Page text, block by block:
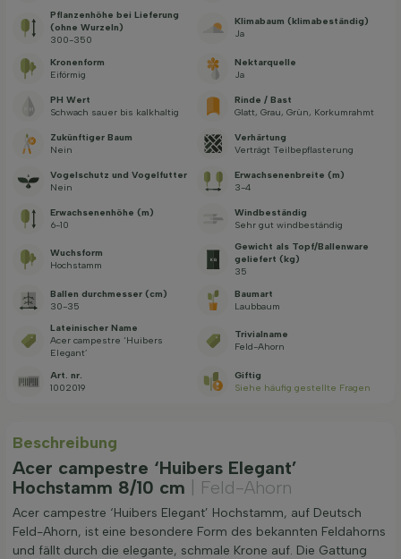
Pflanzenhöhe bei Lieferung
(ohne Wurzeln)
300-350
Klimabaum (klimabeständig)
Ja
Kronenform
Eiförmig
Nektarquelle
Ja
PH Wert
Schwach sauer bis kalkhaltig
Rinde / Bast
Glatt, Grau, Grün, Korkumrahmt
Zukünftiger Baum
Nein
Verhärtung
Verträgt Teilbepflasterung
Vogelschutz und Vogelfutter
Nein
Erwachsenenbreite (m)
3-4
Erwachsenenhöhe (m)
6-10
Windbeständig
Sehr gut windbeständig
Wuchsform
Hochstamm
Gewicht als Topf/Ballenware
geliefert (kg)
35
Ballen durchmesser (cm)
30-35
Baumart
Laubbaum
Lateinischer Name
Acer campestre ‘Huibers
Elegant’
Trivialname
Feld-Ahorn
Art. nr.
1002019
Giftig
Siehe häufig gestellte Fragen
Beschreibung
Acer campestre ‘Huibers Elegant’
Hochstamm 8/10 cm
| Feld-Ahorn
Acer campestre ‘Huibers Elegant’ Hochstamm, auf Deutsch
Feld-Ahorn, ist eine besondere Form des bekannten Feldahorns
und fällt durch die elegante, schmale Krone auf. Die Gattung